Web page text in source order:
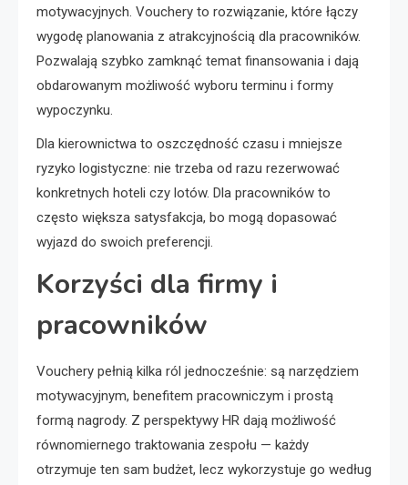
motywacyjnych. Vouchery to rozwiązanie, które łączy
wygodę planowania z atrakcyjnością dla pracowników.
Pozwalają szybko zamknąć temat finansowania i dają
obdarowanym możliwość wyboru terminu i formy
wypoczynku.
Dla kierownictwa to oszczędność czasu i mniejsze
ryzyko logistyczne: nie trzeba od razu rezerwować
konkretnych hoteli czy lotów. Dla pracowników to
często większa satysfakcja, bo mogą dopasować
wyjazd do swoich preferencji.
Korzyści dla firmy i
pracowników
Vouchery pełnią kilka ról jednocześnie: są narzędziem
motywacyjnym, benefitem pracowniczym i prostą
formą nagrody. Z perspektywy HR dają możliwość
równomiernego traktowania zespołu — każdy
otrzymuje ten sam budżet, lecz wykorzystuje go według